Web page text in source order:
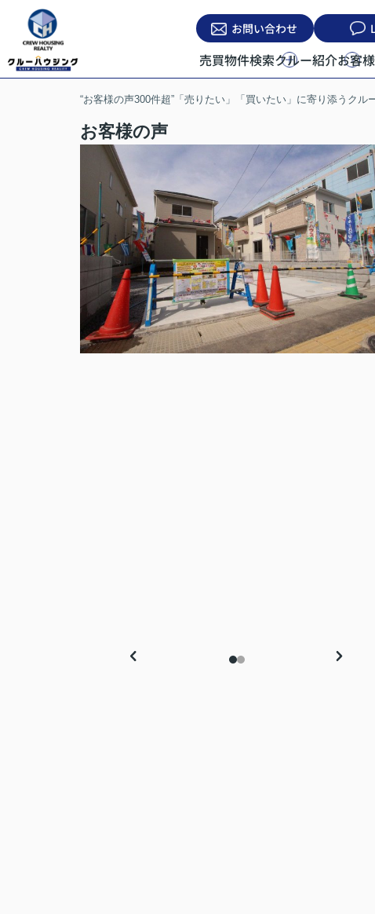
お問い合わせ
売買物件検索クルー紹介お客
“お客様の声300件超”「売りたい」「買いたい」に寄り添うク
お客様の声